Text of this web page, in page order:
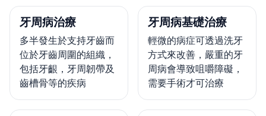
牙周病治療
多半發生於支持牙齒而
位於牙齒周圍的組織，
包括牙齦，牙周韌帶及
齒槽骨等的疾病
牙周病基礎治療
輕微的病症可透過洗牙
方式來改善，嚴重的牙
周病會導致咀嚼障礙，
需要手術才可治療